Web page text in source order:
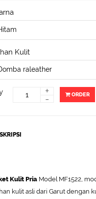
Kulit
+
- ORDER
Kulit Pria Model MF1522,
kulit asli dari Garut dengan